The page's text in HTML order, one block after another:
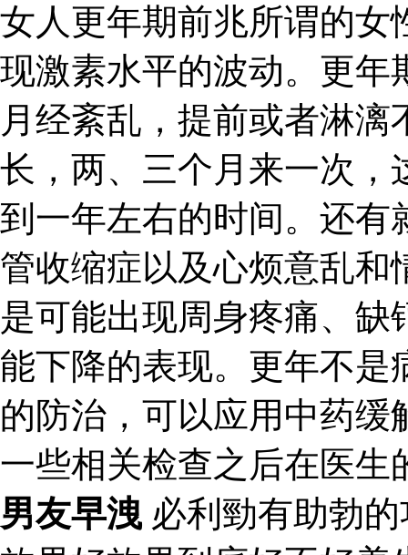
女人更年期前兆所谓的女
现激素水平的波动。更年
月经紊乱，提前或者淋
长，两、三个月来一次，
到一年左右的时间。还有
管收缩症以及心烦意乱和
是可能出现周身疼痛、
能下降的表现。更年不是
的防治，可以应用中药
一些相关检查之后在医生
男友早洩 必利勁有助勃